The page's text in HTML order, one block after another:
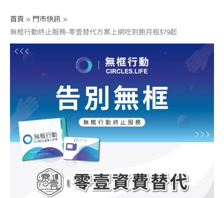
首頁
門市快訊
無框行動終止服務-零壹替代方案上網吃到飽月租379起